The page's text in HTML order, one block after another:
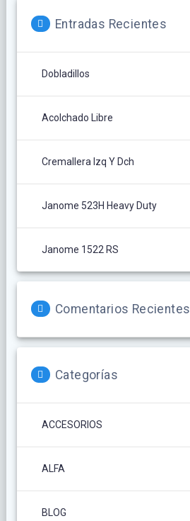
Entradas Recientes
Dobladillos
Acolchado Libre
Cremallera Izq Y Dch
Janome 523H Heavy Duty
Janome 1522 RS
Comentarios Recientes
Categorías
ACCESORIOS
ALFA
BLOG